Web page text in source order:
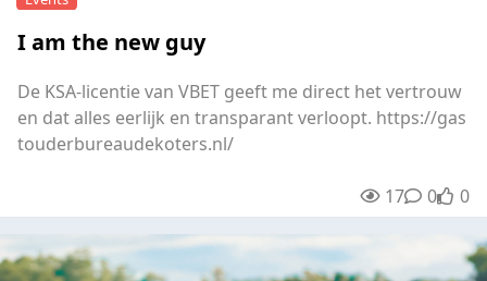
I am the new guy
De KSA-licentie van VBET geeft me direct het vertrouw
en dat alles eerlijk en transparant verloopt. https://gas
touderbureaudekoters.nl/
17 00 0